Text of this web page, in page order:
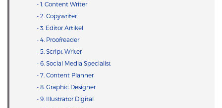
- 1. Content Writer
- 2. Copywriter
- 3. Editor Artikel
- 4. Proofreader
- 5. Script Writer
- 6. Social Media Specialist
- 7. Content Planner
- 8. Graphic Designer
- 9. Illustrator Digital